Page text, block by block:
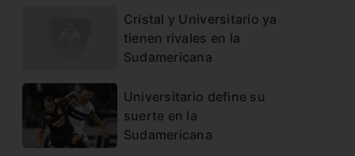
Cristal y Universitario ya
tienen rivales en la
Sudamericana
Universitario define su
suerte en la
Sudamericana